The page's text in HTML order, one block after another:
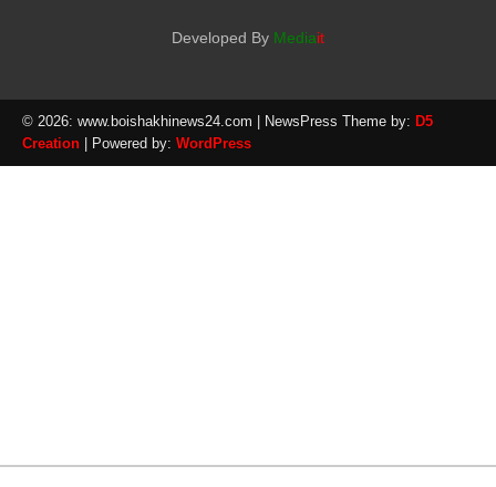
Developed By Mediait
© 2026: www.boishakhinews24.com | NewsPress Theme by: D5
Creation | Powered by: WordPress